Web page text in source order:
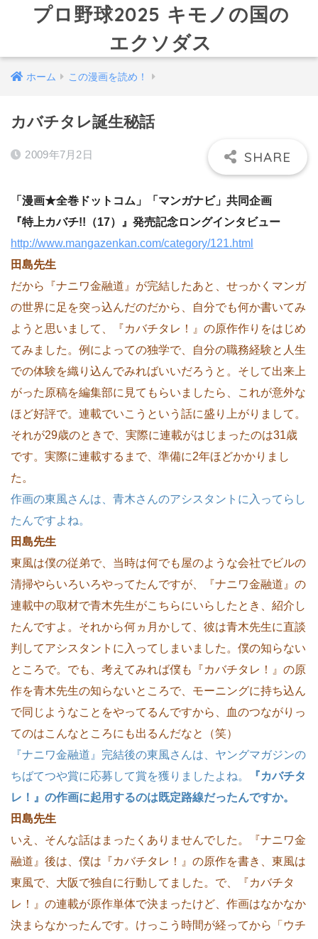
プロ野球2025 キモノの国の
エクソダス
ホーム この漫画を読め！
カバチタレ誕生秘話
2009年7月2日
「漫画★全巻ドットコム」「マンガナビ」共同企画
『特上カバチ!!（17）』発売記念ロングインタビュー
http://www.mangazenkan.com/category/121.html
田島先生
だから『ナニワ金融道』が完結したあと、せっかくマンガ
の世界に足を突っ込んだのだから、自分でも何か書いてみ
ようと思いまして、『カバチタレ！』の原作作りをはじめ
てみました。例によっての独学で、自分の職務経験と人生
での体験を織り込んでみればいいだろうと。そして出来上
がった原稿を編集部に見てもらいましたら、これが意外な
ほど好評で。連載でいこうという話に盛り上がりまして。
それが29歳のときで、実際に連載がはじまったのは31歳
です。実際に連載するまで、準備に2年ほどかかりまし
た。
作画の東風さんは、青木さんのアシスタントに入ってらし
たんですよね。
田島先生
東風は僕の従弟で、当時は何でも屋のような会社でビルの
清掃やらいろいろやってたんですが、『ナニワ金融道』の
連載中の取材で青木先生がこちらにいらしたとき、紹介し
たんですよ。それから何ヵ月かして、彼は青木先生に直談
判してアシスタントに入ってしまいました。僕の知らない
ところで。でも、考えてみれば僕も『カバチタレ！』の原
作を青木先生の知らないところで、モーニングに持ち込ん
で同じようなことをやってるんですから、血のつながりっ
てのはこんなところにも出るんだなと（笑）
『ナニワ金融道』完結後の東風さんは、ヤングマガジンの
ちばてつや賞に応募して賞を獲りましたよね。
『カバチタ
レ！』の作画に起用するのは既定路線だったんですか。
田島先生
いえ、そんな話はまったくありませんでした。『ナニワ金
融道』後は、僕は『カバチタレ！』の原作を書き、東風は
東風で、大阪で独自に行動してました。で、『カバチタ
レ！』の連載が原作単体で決まったけど、作画はなかなか
決まらなかったんです。けっこう時間が経ってから「ウチ